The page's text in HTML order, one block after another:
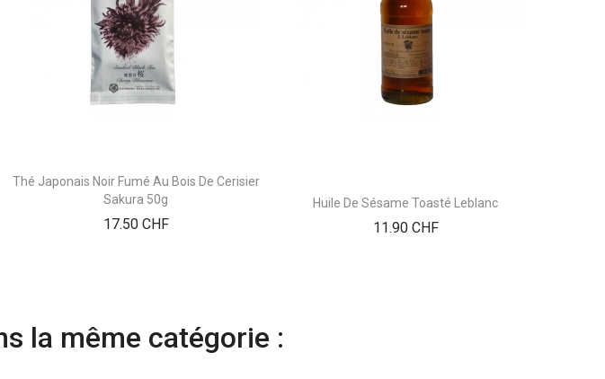
Thé Japonais Noir Fumé Au Bois De Cerisier
Sakura 50g
17.50 CHFPrix
Huile De Sésame Toasté Leblanc
11.90 CHFPrix
la même catégorie :